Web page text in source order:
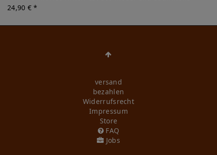
24,90 € *
versand
bezahlen
Widerrufs­recht
Impressum
Store
FAQ
Jobs